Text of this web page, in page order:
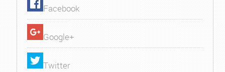
Facebook
Google+
Twitter